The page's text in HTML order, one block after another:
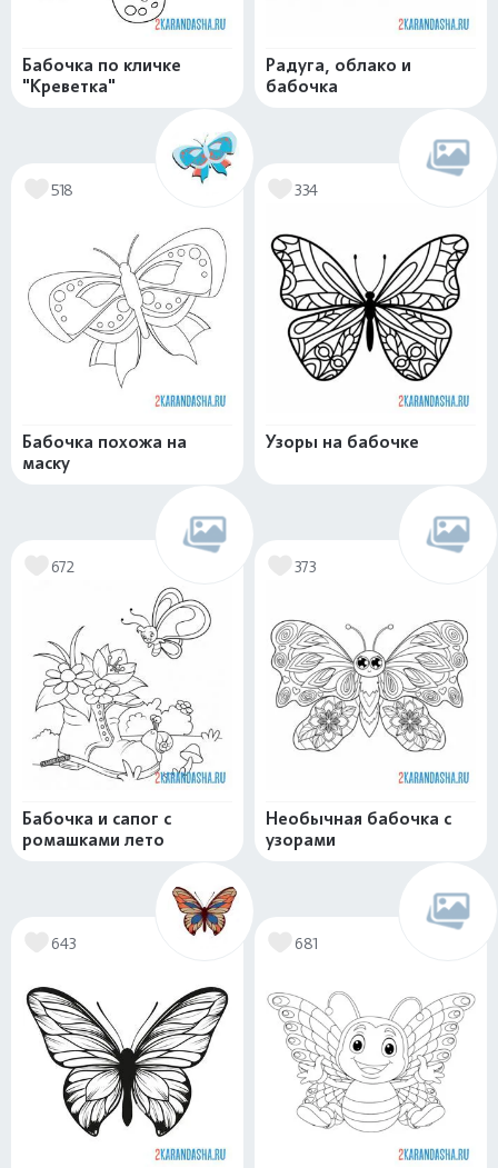
Бабочка по кличке
"Креветка"
Радуга, облако и
бабочка
518
Бабочка похожа на
маску
334
Узоры на бабочке
672
Бабочка и сапог с
ромашками лето
373
Необычная бабочка с
узорами
643 681